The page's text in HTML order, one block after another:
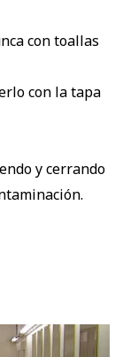
con toallas
con la tapa
y cerrando